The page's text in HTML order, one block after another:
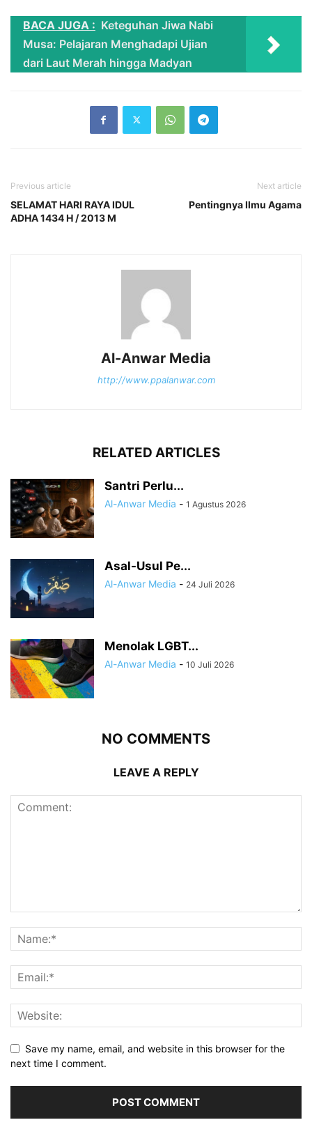
BACA JUGA : Keteguhan Jiwa Nabi
Musa: Pelajaran Menghadapi Ujian
dari Laut Merah hingga Madyan
Previous article
SELAMAT HARI RAYA IDUL
ADHA 1434 H / 2013 M
Next article
Pentingnya Ilmu Agama
Al-Anwar Media
http://www.ppalanwar.com
RELATED ARTICLES
Santri Perlu...
Al-Anwar Media - 1 Agustus 2026
Asal-Usul Pe...
Al-Anwar Media - 24 Juli 2026
Menolak LGBT...
Al-Anwar Media - 10 Juli 2026
NO COMMENTS
LEAVE A REPLY
Save my name, email, and website in this browser for the
next time I comment.